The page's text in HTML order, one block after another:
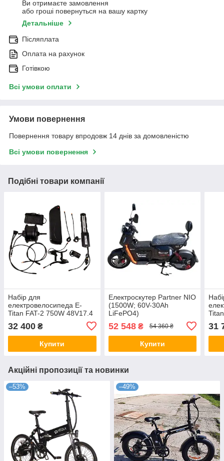
Ви отримаєте замовлення
або гроші повернуться на вашу картку
Детальніше
Післяплата
Оплата на рахунок
Готівкою
Всі умови оплати
Умови повернення
Повернення товару впродовж 14 днів за домовленістю
Всі умови повернення
Подібні товари компанії
Набір для
електровелосипеда E-
Titan FAT-2 750W 48V17.4
32 400 ₴
Купити
Електроскутер Partner NIO
(1500W; 60V-30Ah
LiFePO4)
52 548₴ 54 360 ₴
Купити
31
Акційні пропозиції та новинки
–53% –49%